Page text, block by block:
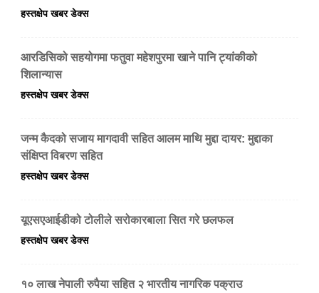
हस्तक्षेप खबर डेक्स
आरडिसिको सहयोगमा फतुवा महेशपुरमा खाने पानि ट्यांकीको
शिलान्यास
हस्तक्षेप खबर डेक्स
जन्म कैदको सजाय मागदावी सहित आलम माथि मुद्दा दायर: मुद्दाका
संक्षिप्त विबरण सहित
हस्तक्षेप खबर डेक्स
यूएसएआईडीको टोलीले सरोकारबाला सित गरे छलफल
हस्तक्षेप खबर डेक्स
१० लाख नेपाली रुपैया सहित २ भारतीय नागरिक पक्राउ